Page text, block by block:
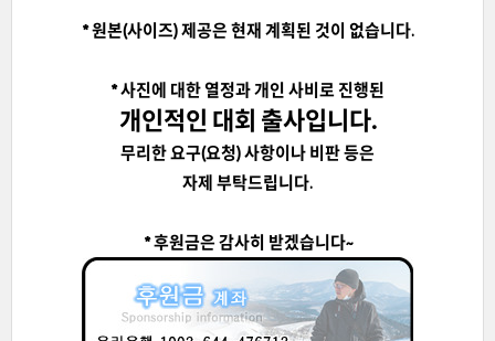
* 원본(사이즈) 제공은 현재 계획된 것이 없습니다.
* 사진에 대한 열정과 개인 사비로 진행된
개인적인 대회 출사입니다.
무리한 요구(요청) 사항이나 비판 등은
자제 부탁드립니다.
* 후원금은 감사히 받겠습니다~